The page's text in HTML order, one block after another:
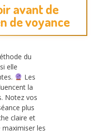
avant de
de voyance
du
elle
Les
la
Notez vos
plus
claire et
les